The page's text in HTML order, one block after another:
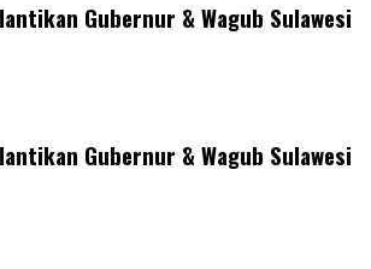
Gubernur & Wagub Sulawesi
Gubernur & Wagub Sulawesi